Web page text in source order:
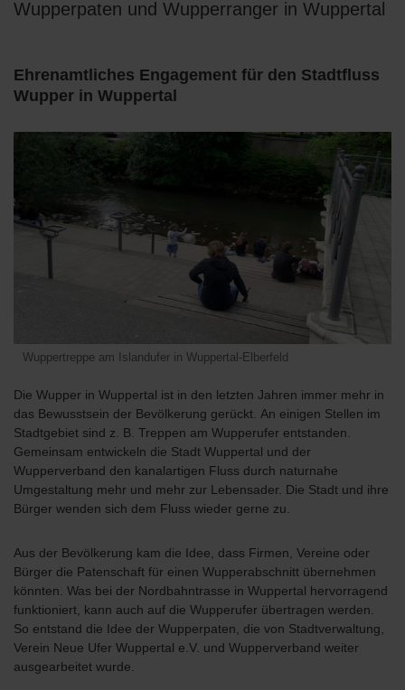
Wupperpaten und Wupperranger in Wuppertal
Ehrenamtliches Engagement für den Stadtfluss
Wupper in Wuppertal
Wuppertreppe am Islandufer in Wuppertal-Elberfeld
Die Wupper in Wuppertal ist in den letzten Jahren immer mehr in
das Bewusstsein der Bevölkerung gerückt. An einigen Stellen im
Stadtgebiet sind z. B. Treppen am Wupperufer entstanden.
Gemeinsam entwickeln die Stadt Wuppertal und der
Wupperverband den kanalartigen Fluss durch naturnahe
Umgestaltung mehr und mehr zur Lebensader. Die Stadt und ihre
Bürger wenden sich dem Fluss wieder gerne zu.
Aus der Bevölkerung kam die Idee, dass Firmen, Vereine oder
Bürger die Patenschaft für einen Wupperabschnitt übernehmen
könnten. Was bei der Nordbahntrasse in Wuppertal hervorragend
funktioniert, kann auch auf die Wupperufer übertragen werden.
So entstand die Idee der Wupperpaten, die von Stadtverwaltung,
Verein Neue Ufer Wuppertal e.V. und Wupperverband weiter
ausgearbeitet wurde.